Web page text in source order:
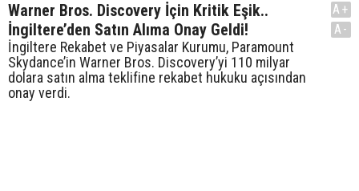
Warner Bros. Discovery İçin Kritik Eşik..
İngiltere’den Satın Alıma Onay Geldi!
İngiltere Rekabet ve Piyasalar Kurumu, Paramount
Skydance’in Warner Bros. Discovery’yi 110 milyar
dolara satın alma teklifine rekabet hukuku açısından
onay verdi.
A+
A-